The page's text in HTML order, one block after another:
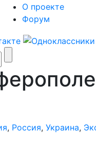
О проекте
Форум
, Россия, Украина,